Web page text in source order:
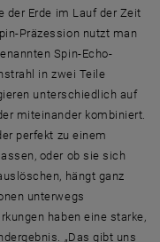
der Erde im Lauf der Zeit
Präzession nutzt man
Spin-Echo-
in zwei Teile
unterschiedlich auf
miteinander kombiniert.
perfekt zu einem
oder ob sie sich
hängt ganz
unterwegs
haben eine starke,
„Das gibt uns